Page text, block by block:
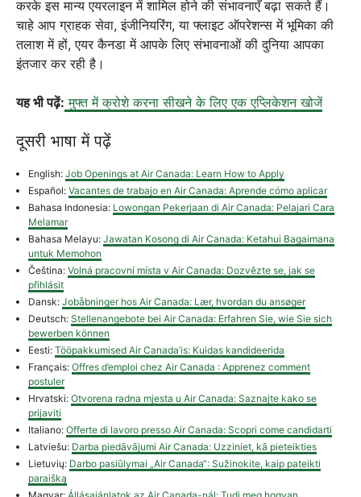
करके इस मान्य एयरलाइन में शामिल होने की संभावनाएँ बढ़ा सकते हैं।
चाहे आप ग्राहक सेवा, इंजीनियरिंग, या फ्लाइट ऑपरेशन्स में भूमिका की
तलाश में हों, एयर कैनडा में आपके लिए संभावनाओं की दुनिया आपका
इंतजार कर रही है।
यह भी पढ़ें: मुफ्त में क्रोशे करना सीखने के लिए एक एप्लिकेशन खोजें
दूसरी भाषा में पढ़ें
English: Job Openings at Air Canada: Learn How to Apply
Español: Vacantes de trabajo en Air Canada: Aprende cómo aplicar
Bahasa Indonesia: Lowongan Pekerjaan di Air Canada: Pelajari Cara
Melamar
Bahasa Melayu: Jawatan Kosong di Air Canada: Ketahui Bagaimana
untuk Memohon
Čeština: Volná pracovní místa v Air Canada: Dozvězte se, jak se
přihlásit
Dansk: Jobåbninger hos Air Canada: Lær, hvordan du ansøger
Deutsch: Stellenangebote bei Air Canada: Erfahren Sie, wie Sie sich
bewerben können
Eesti: Tööpakkumised Air Canada’is: Kuidas kandideerida
Français: Offres d’emploi chez Air Canada : Apprenez comment
postuler
Hrvatski: Otvorena radna mjesta u Air Canada: Saznajte kako se
prijaviti
Italiano: Offerte di lavoro presso Air Canada: Scopri come candidarti
Latviešu: Darba piedāvājumi Air Canada: Uzziniet, kā pieteikties
Lietuvių: Darbo pasiūlymai „Air Canada“: Sužinokite, kaip pateikti
paraišką
Magyar: Állásajánlatok az Air Canada-nál: Tudj meg hogyan